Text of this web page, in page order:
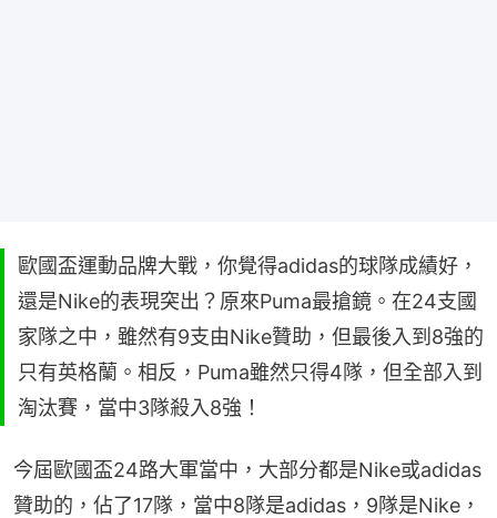
歐國盃運動品牌大戰，你覺得adidas的球隊成績好，
還是Nike的表現突出？原來Puma最搶鏡。在24支國
家隊之中，雖然有9支由Nike贊助，但最後入到8強的
只有英格蘭。相反，Puma雖然只得4隊，但全部入到
淘汰賽，當中3隊殺入8強！
今屆歐國盃24路大軍當中，大部分都是Nike或adidas
贊助的，佔了17隊，當中8隊是adidas，9隊是Nike，